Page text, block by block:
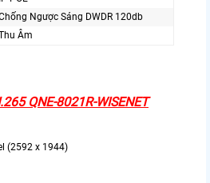
Ngược Sáng DWDR 120db
Âm
QNE-8021R-WISENET
(2592 x 1944)